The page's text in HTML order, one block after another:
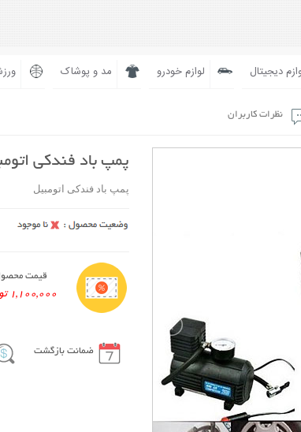
دیجیتال لوازم خودرو مد و پوشاک
نظرات کاربران
پمپ باد فندکی
پمپ باد فندکی اتومبیل
قیمت
1,100,000 تومان
ضمانت بازگشت